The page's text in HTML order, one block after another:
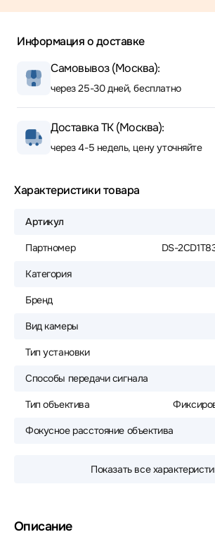
Информация о доставке
Самовывоз (Москва):
через 25-30 дней, бесплатно
Доставка ТК (Москва):
через 4-5 недель, цену уточняйте
Характеристики товара
Артикул
Партномер DS-
Категория
Бренд
Вид камеры
Тип установки
Способы передачи сигнала
Тип объектива
Фокусное расстояние объектива
Показать все
Описание